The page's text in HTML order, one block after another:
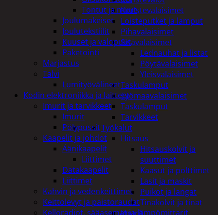
Koristevalaisimet
Loisteputket ja lamput
Pihavalaisimet
Sisävalaisimet
Lednauhat ja listat
Pöytävalaisimet
Yleisvalaisimet
Taskulamput
Työmaavalaisimet
Taskulamput
Tarvikkeet
Työkalut
Hitsaus
Hitsauskolvit ja
suuttimet
Kaasut ja polttimet
Lasit ja maskit
Puikot ja langat
Tinakolvit ja tinat
Tontut ja muut
Joulumakeiset
Joulutekstiilit
Kuuset ja valopuut
Paketointi
Marjastus
Talvi
Lumityövälineet
Kodin elektroniikka ja laitteet
Imurit ja tarvikkeet
Imurit
Pölypussit
Kaapelit ja johdot
Äänikaapelit
Liittimet
Datakaapelit
Liittimet
Kahvin ja vedenkeittimet
Keittolevyt ja paistoraudat
Kelloradiot, sääasemat ja lämpömittarit